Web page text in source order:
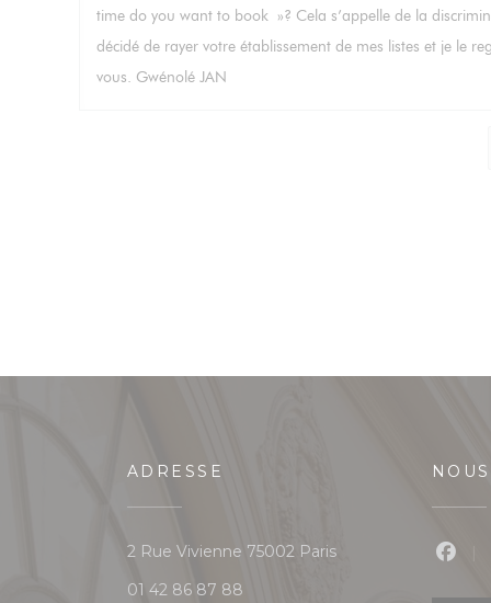
time do you want to book »? Cela s’appelle de la
décidé de rayer votre établissement de mes listes et je le
vous. Gwénolé JAN
ADRESSE
2 Rue Vivienne 75002 Paris((ouvre une nouvelle
01 42 86 87 88